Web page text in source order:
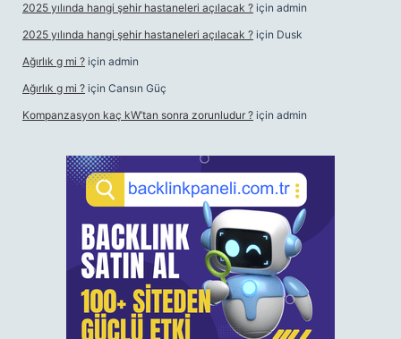
2025 yılında hangi şehir hastaneleri açılacak ? için admin
2025 yılında hangi şehir hastaneleri açılacak ? için Dusk
Ağırlık g mi ? için admin
Ağırlık g mi ? için Cansın Güç
Kompanzasyon kaç kW’tan sonra zorunludur ? için admin